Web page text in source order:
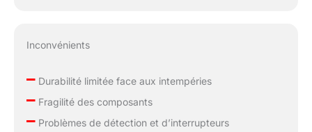
Inconvénients
–Durabilité limitée face aux intempéries
–Fragilité des composants
–Problèmes de détection et d’interrupteurs